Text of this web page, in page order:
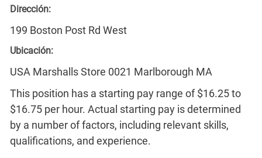
Dirección:
199 Boston Post Rd West
Ubicación:
USA Marshalls Store 0021 Marlborough MA
This position has a starting pay range of $16.25 to
$16.75 per hour. Actual starting pay is determined
by a number of factors, including relevant skills,
qualifications, and experience.